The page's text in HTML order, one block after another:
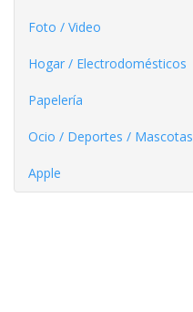
Foto / Video
Hogar / Electrodomésticos
Papelería
Ocio / Deportes / Mascotas
Apple